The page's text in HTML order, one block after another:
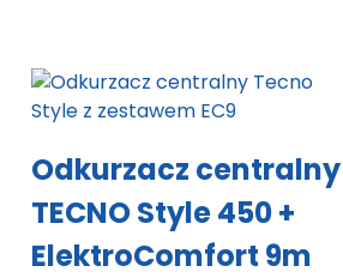
Odkurzacz centralny
TECNO Style 450 +
ElektroComfort 9m